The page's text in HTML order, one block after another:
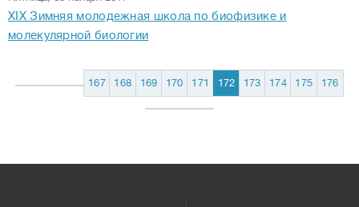
XIX Зимняя молодежная школа по биофизике и
молекулярной биологии
167 168 169 170 171 172 173 174 175 176